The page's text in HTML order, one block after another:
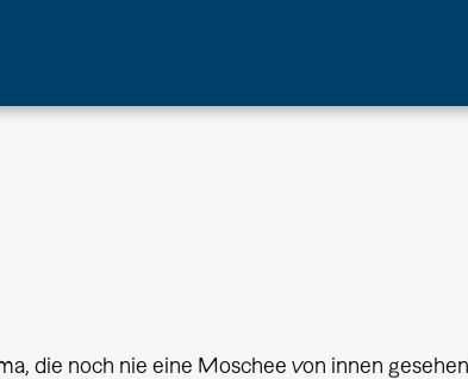
die noch nie eine Moschee von innen